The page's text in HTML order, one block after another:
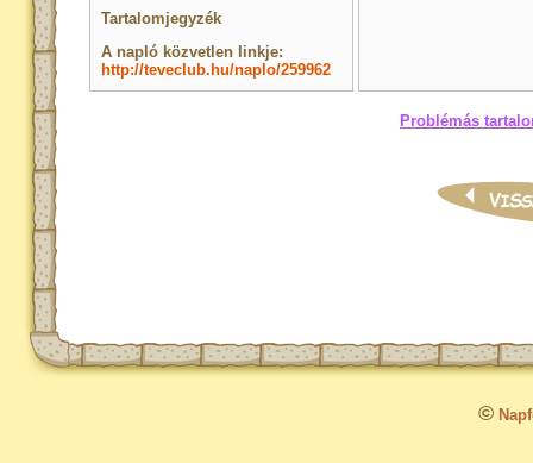
Tartalomjegyzék
A napló közvetlen linkje:
http://teveclub.hu/naplo/259962
Problémás
©